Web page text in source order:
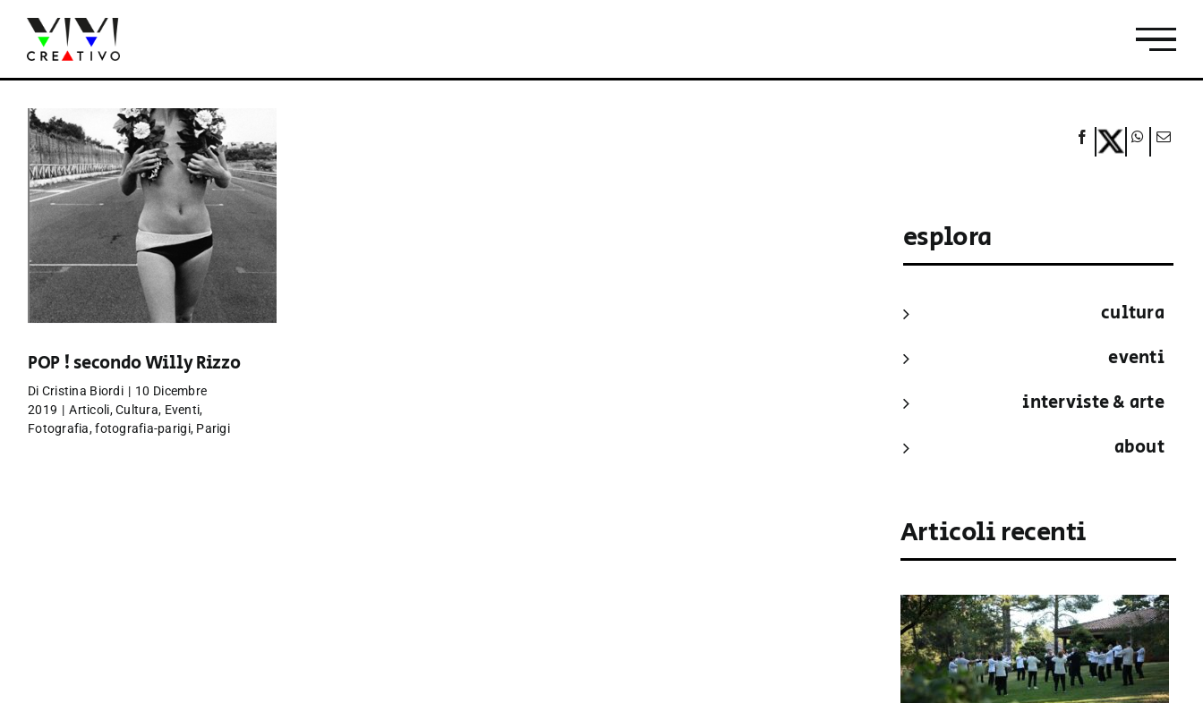
contenuto
POP ! secondo Willy Rizzo
Di Cristina Biordi | 10 Dicembre
2019 | Articoli,Cultura, Eventi,
Fotografia,fotografia-parigi, Parigi
esplora
cultura
eventi
interviste & arte
about
Articoli recenti